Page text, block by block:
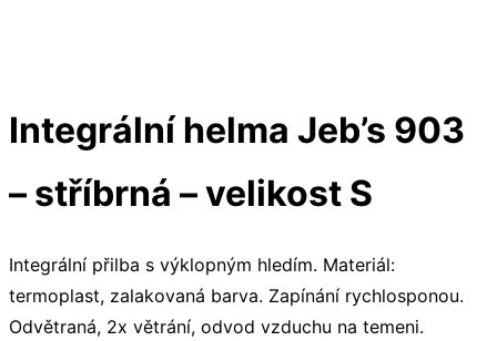
Integrální helma Jeb’s 903
– stříbrná – velikost S
Integrální přilba s výklopným hledím. Materiál:
termoplast, zalakovaná barva. Zapínání rychlosponou.
Odvětraná, 2x větrání, odvod vzduchu na temeni.